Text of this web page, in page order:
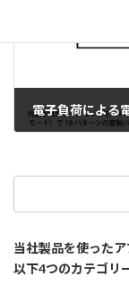
電子負荷による
当社製品を使ったア
以下4つのカテゴリ